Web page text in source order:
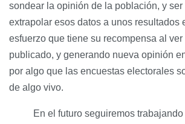
sondear la opinión de la población, y
extrapolar esos datos a unos resultados
esfuerzo que tiene su recompensa al
publicado, y generando nueva opinión
por algo que las encuestas electorales
de algo vivo.
En el futuro seguiremos